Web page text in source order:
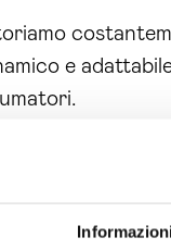
e
solo risolverai i
in